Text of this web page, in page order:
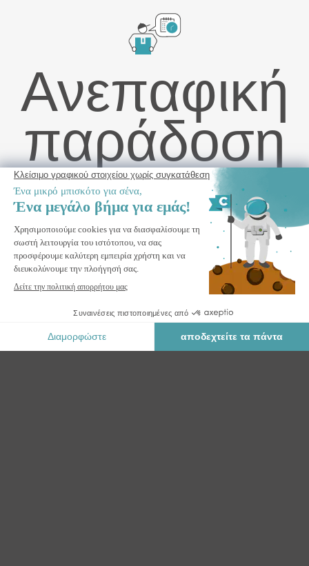
Ανεπαφική
παράδοση
Τέντα VECCHIO 2,5μ x 2μ λευκή μονομπλόκ με μπεζ ύφασμα
και στερέωση οροφής
ΠΡΟΣΘΉΚΗ ΣΤΟ ΚΑΛΆΘΙ
Ασφαλής Πληρωμή